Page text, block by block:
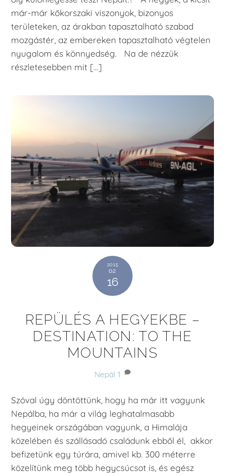
már-már kőkorszaki viszonyok, bizonyos
területeken, az árakban tapasztalható szabad
mozgástér, az embereken tapasztalható végtelen
nyugalom és könnyedség. Na de nézzük
részletesebben mit […]
2015
02
16
REPÜLÉS A HEGYEKBE –
DESTINATION: TO THE
MOUNTAINS
Nepál 1
Szóval úgy döntöttünk, hogy ha már itt vagyunk
Nepálba, ha már a világ leghatalmasabb
hegyeinek országában vagyunk, a Himalája
közelében és szállásadó családunk ebből él, akkor
befizetünk egy túrára, amivel kb. 300 méterre
közelítünk meg több hegycsúcsot is, és egész